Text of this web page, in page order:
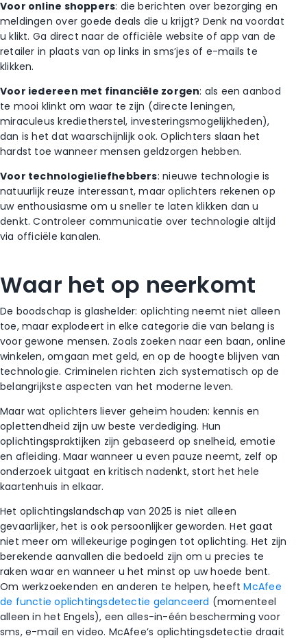
Voor online shoppers: die berichten over bezorging en
meldingen over goede deals die u krijgt? Denk na voordat
u klikt. Ga direct naar de officiële website of app van de
retailer in plaats van op links in sms’jes of e-mails te
klikken.
Voor iedereen met financiële zorgen: als een aanbod
te mooi klinkt om waar te zijn (directe leningen,
miraculeus kredietherstel, investeringsmogelijkheden),
dan is het dat waarschijnlijk ook. Oplichters slaan het
hardst toe wanneer mensen geldzorgen hebben.
Voor technologieliefhebbers: nieuwe technologie is
natuurlijk reuze interessant, maar oplichters rekenen op
uw enthousiasme om u sneller te laten klikken dan u
denkt. Controleer communicatie over technologie altijd
via officiële kanalen.
Waar het op neerkomt
De boodschap is glashelder: oplichting neemt niet alleen
toe, maar explodeert in elke categorie die van belang is
voor gewone mensen. Zoals zoeken naar een baan, online
winkelen, omgaan met geld, en op de hoogte blijven van
technologie. Criminelen richten zich systematisch op de
belangrijkste aspecten van het moderne leven.
Maar wat oplichters liever geheim houden: kennis en
oplettendheid zijn uw beste verdediging. Hun
oplichtingspraktijken zijn gebaseerd op snelheid, emotie
en afleiding. Maar wanneer u even pauze neemt, zelf op
onderzoek uitgaat en kritisch nadenkt, stort het hele
kaartenhuis in elkaar.
Het oplichtingslandschap van 2025 is niet alleen
gevaarlijker, het is ook persoonlijker geworden. Het gaat
niet meer om willekeurige pogingen tot oplichting. Het zijn
berekende aanvallen die bedoeld zijn om u precies te
raken waar en wanneer u het minst op uw hoede bent.
Om werkzoekenden en anderen te helpen, heeftMcAfee
de functie oplichtingsdetectie gelanceerd (momenteel
alleen in het Engels), een alles-in-één bescherming voor
sms, e-mail en video. McAfee’s oplichtingsdetectie draait